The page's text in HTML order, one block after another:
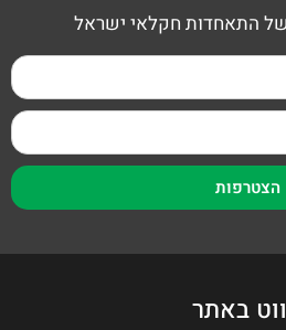
התאחדות חקלאי ישראל
הצטרפות
באתר